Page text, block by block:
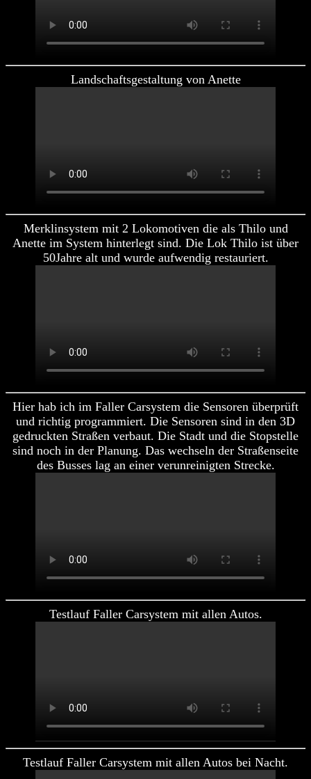
Landschaftsgestaltung von Anette
Merklinsystem mit 2 Lokomotiven die als Thilo und
Anette im System hinterlegt sind. Die Lok Thilo ist über
50Jahre alt und wurde aufwendig restauriert.
Hier hab ich im Faller Carsystem die Sensoren überprüft
und richtig programmiert. Die Sensoren sind in den 3D
gedruckten Straßen verbaut. Die Stadt und die Stopstelle
sind noch in der Planung. Das wechseln der Straßenseite
des Busses lag an einer verunreinigten Strecke.
Testlauf Faller Carsystem mit allen Autos.
Testlauf Faller Carsystem mit allen Autos bei Nacht.